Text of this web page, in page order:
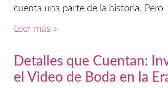
cuenta una parte de la historia. Pero
Leer más »
Detalles que Cuentan:
el Video de Boda en la